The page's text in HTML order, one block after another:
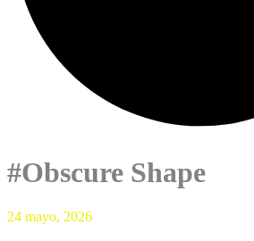
#Obscure Shape
24 mayo, 2026